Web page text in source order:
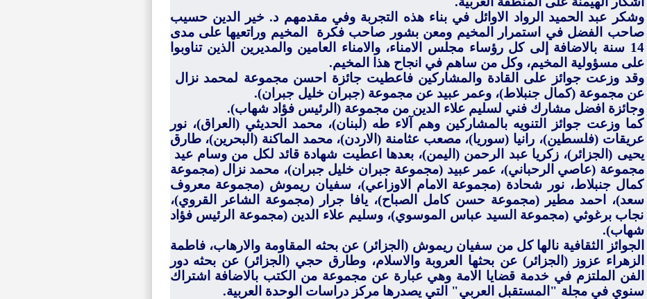
وشكر عبد الحميد الرواد الاوائل في بناء هذه التجربة وفي مقدمهم د. خير الدين حسيب
صاحب الفضل في استمرار المخيم ومعن بشور صاحب فكرة
المخيم وراتعيها على مدى
14 سنة بالاضافة إلى كل رؤساء مجلس الامناء، والامناء العامين والمديرين الذين تناوبوا
على مسؤولية المخيم، وكل من ساهم في انجاح هذا المخيم.
وقد وزعت جوائز على القادة والمشاركين فاعطيت جائزة احسن مجموعة لمحمد نزال
عن مجموعة (كمال جنبلاط)، وعمر عبيد عن مجموعة (جبران خليل جبران).
وجائزة افضل مشارك فني لسليم علاء الدين من مجموعة (الرئيس فؤاد شهاب).
كما وزعت جوائز التنويه بالمشاركين وهم آلاء طه (لبنان)، محمد الحديثي (العراق)، نور
عريقات (فلسطين)، رانيا (سوريا)، مصعب عثامنة (الاردن)، محمد الماكنة (البحرين)، طارق
يحيى (الجزائر)، زكريا عبد الرحمن (اليمن)،بعدها اعطيت شهادة قائد لكل من وسام عيد
مجموعة (عاصي الرحباني)، عمر عبيد (مجموعة جبران خليل جبران)، محمد نزال (مجموعة
كمال جنبلاط، نور شحادة (مجموعة الامام الاوزاعي)، سفيان ريموش (مجموعة معروف
سعد)، احمد مطير (مجموعة حسن كامل الصباح)، يافا جرار (مجموعة الشاعر القروي)،
نجاب برغوثي (مجموعة السيد عباس الموسوي)، وسليم علاء الدين (مجموعة الرئيس فؤاد
شهاب).
الجوائز الثقافية نالها كل من سفيان ريموش (الجزائر) عن بحثه المقاومة والارهاب، فاطمة
الزهراء عزوز (الجزائر) عن بحثها العروبة والاسلام، وطارق حجي (الجزائر) عن بحثه دور
الفن الملتزم في خدمة قضايا الامة وهي عبارة عن مجموعة من الكتب بالاضافة اشتراك
سنوي في مجلة "المستقبل العربي" التي يصدرها مركز دراسات الوحدة العربية.